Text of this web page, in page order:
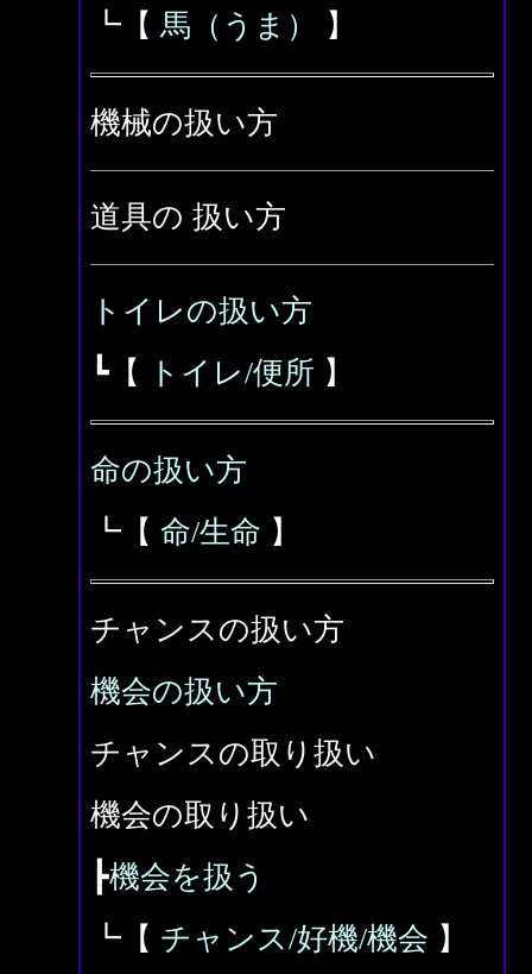
┗【 馬（うま） 】
機械の扱い方
道具の 扱い方
トイレの扱い方
┗【
トイレ/便所 】
命の扱い方
┗【 命/生命 】
チャンスの扱い方
機会の扱い方
チャンスの取り扱い
機会の取り扱い
┣機会を扱う
┗【 チャンス/好機/機会 】